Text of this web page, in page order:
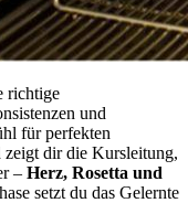
richtige
und
für perfekten
dir die Kursleitung,
– Herz, Rosetta und
setzt du das Gelernte